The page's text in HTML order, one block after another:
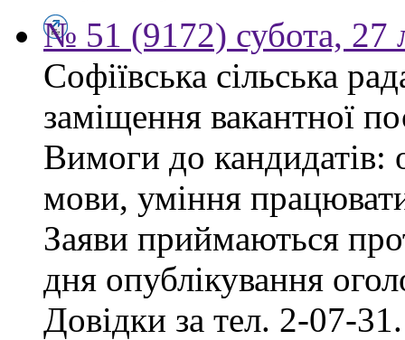
№ 51 (9172) субота, 27
Софіївська сільська
заміщення вакантної
Вимоги до кандидатів:
мови, уміння
Заяви приймаються
дня опублікування
Довідки за тел. 2-07-31.